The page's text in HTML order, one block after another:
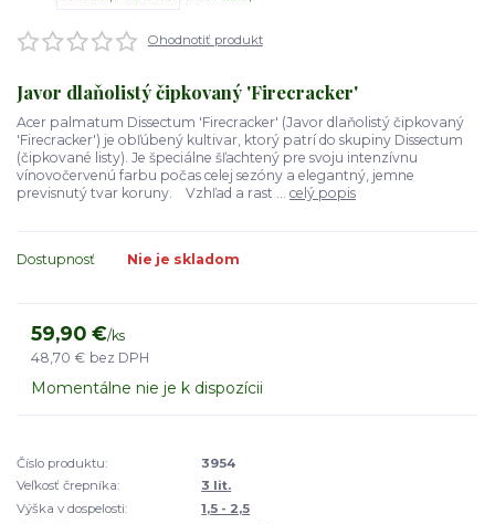
Ohodnotiť produkt
Javor dlaňolistý čipkovaný 'Firecracker'
Acer palmatum Dissectum 'Firecracker' (Javor dlaňolistý čipkovaný
'Firecracker') je obľúbený kultivar, ktorý patrí do skupiny Dissectum
(čipkované listy). Je špeciálne šľachtený pre svoju intenzívnu
vínovočervenú farbu počas celej sezóny a elegantný, jemne
previsnutý tvar koruny. Vzhľad a rast ... celý popis
Dostupnosť Nie je skladom
59,90 €/ks
48,70 € bez DPH
Momentálne nie je k dispozícii
Číslo produktu:
3954
Veľkosť črepníka:
3 lit.
Výška v dospelosti:
1,5 - 2,5